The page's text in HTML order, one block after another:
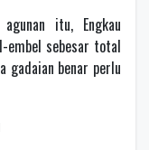
itu, Engkau
embel sebesar total
gadaian benar perlu